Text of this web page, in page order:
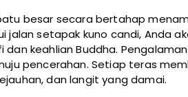
besar secara bertahap
setapak kuno candi, Anda
keahlian Buddha.
pencerahan. Setiap teras
dan langit yang damai.